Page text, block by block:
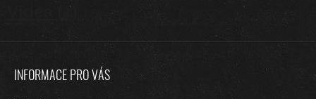
INFORMACE PRO VÁS